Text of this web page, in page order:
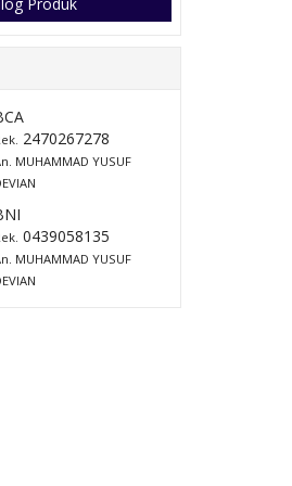
2470267278
MUHAMMAD YUSUF
0439058135
MUHAMMAD YUSUF